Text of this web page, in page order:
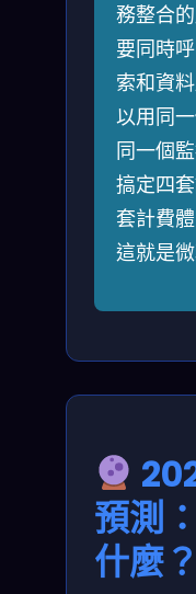
務整合
要同時
索和資
以用同
同一個
搞定四
套計費
這就是
預測
什麼？